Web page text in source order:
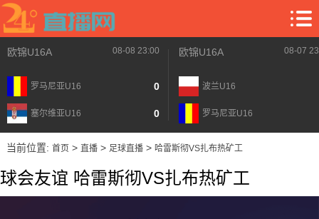
欧锦U16A 08-08 23:00
罗马尼亚U16 0
塞尔维亚U16 0
欧锦U16A 08-07
波兰U16
罗马尼亚U16
当前位置: 首页> 直播> 足球直播> 哈雷斯彻VS扎布热矿工
球会友谊 哈雷斯彻VS扎布热矿工